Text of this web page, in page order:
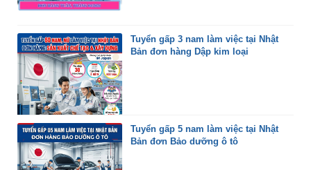
Tuyển gấp 3 nam làm việc tại Nhật
Bản đơn hàng Dập kim loại
Tuyển gấp 5 nam làm việc tại Nhật
Bản đơn Bảo dưỡng ô tô